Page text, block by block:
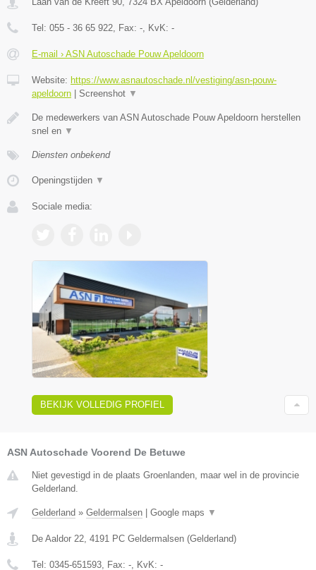
Tel: 055 - 36 65 922, Fax: -, KvK: -
E-mail › ASN Autoschade Pouw Apeldoorn
Website: https://www.asnautoschade.nl/vestiging/asn-pouw-
apeldoorn
Screenshot ▼
De medewerkers van ASN Autoschade Pouw Apeldoorn herstellen
snel en ▼
Diensten onbekend
Openingstijden ▼
Sociale media:
BEKIJK VOLLEDIG PROFIEL
ASN Autoschade Voorend De Betuwe
Niet gevestigd in de plaats Groenlanden, maar wel in de provincie
Gelderland.
Gelderland » Geldermalsen | Google maps ▼
De Aaldor 22 4191 PC Geldermalsen (Gelderland)
Tel: 0345-651593 , Fax: - , KvK: -